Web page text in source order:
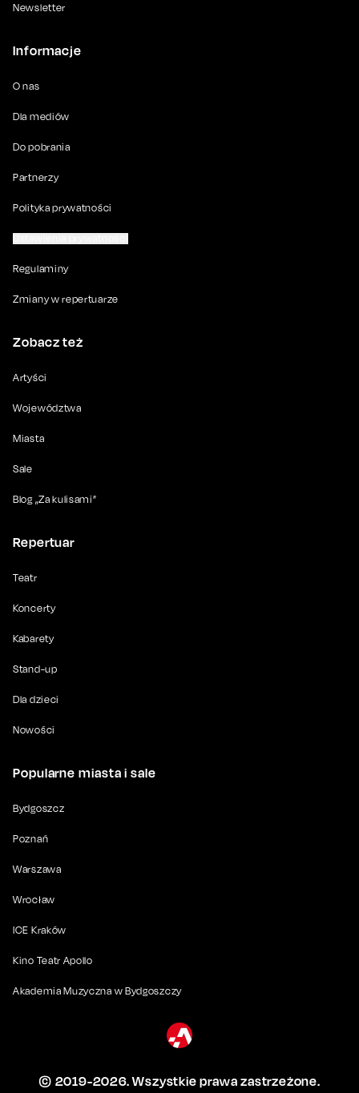
Newsletter
Informacje
O nas
Dla mediów
Do pobrania
Partnerzy
Polityka prywatności
Regulaminy
Zmiany w repertuarze
Zobacz też
Artyści
Województwa
Miasta
Sale
Blog „Za kulisami”
Repertuar
Teatr
Koncerty
Kabarety
Stand-up
Dla dzieci
Nowości
Popularne miasta i sale
Bydgoszcz
Poznań
Warszawa
Wrocław
ICE Kraków
Kino Teatr Apollo
Akademia Muzyczna w Bydgoszczy
© 2019-2026. Wszystkie prawa zastrzeżone.